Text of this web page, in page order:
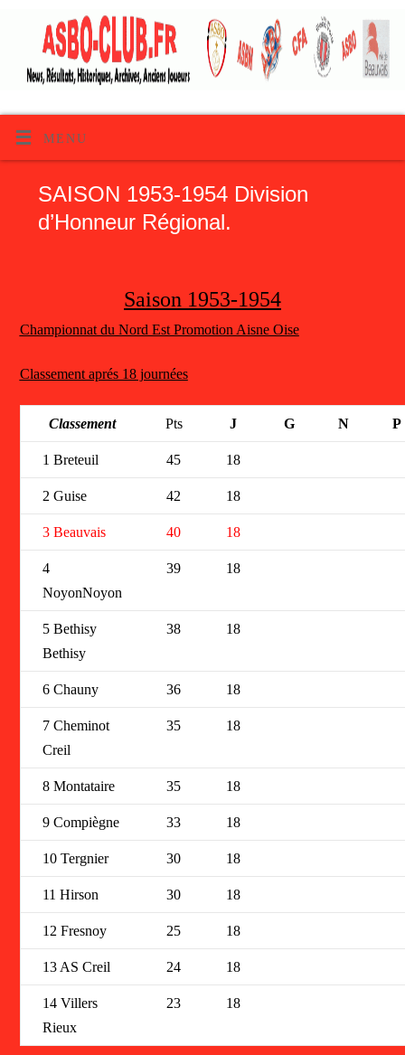
MENU
SAISON 1953-1954 Division
d’Honneur Régional.
Saison 1953-1954
Championnat du Nord Est Promotion Aisne Oise
Classement aprés 18 journées
Classement Pts J G N P
1 Breteuil 45 18
2 Guise 42 18
3 Beauvais 40 18
4
NoyonNoyon
39 18
5 Bethisy
Bethisy
38 18
6 Chauny 36 18
7 Cheminot
Creil
35 18
8 Montataire 35 18
9 Compiègne 33 18
10 Tergnier 30 18
11 Hirson 30 18
12 Fresnoy 25 18
13 AS Creil 24 18
14 Villers
Rieux
23 18